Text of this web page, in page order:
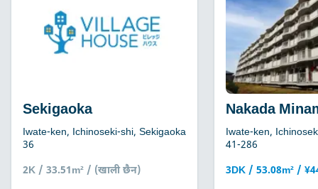
Sekigaoka
Iwate-ken, Ichinoseki-shi, Sekigaoka
36
2K / 33.51m² / (खाली छैन)
Nakada
Iwate-ken,
41-286
3DK / 53.08m² /